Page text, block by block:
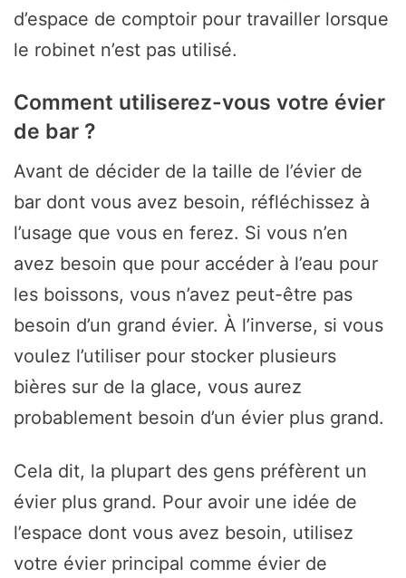
d’espace de comptoir pour travailler lorsque
le robinet n’est pas utilisé.
Comment utiliserez-vous votre évier
de bar ?
Avant de décider de la taille de l’évier de
bar dont vous avez besoin, réfléchissez à
l’usage que vous en ferez. Si vous n’en
avez besoin que pour accéder à l’eau pour
les boissons, vous n’avez peut-être pas
besoin d’un grand évier. À l’inverse, si vous
voulez l’utiliser pour stocker plusieurs
bières sur de la glace, vous aurez
probablement besoin d’un évier plus grand.
Cela dit, la plupart des gens préfèrent un
évier plus grand. Pour avoir une idée de
l’espace dont vous avez besoin, utilisez
votre évier principal comme évier de